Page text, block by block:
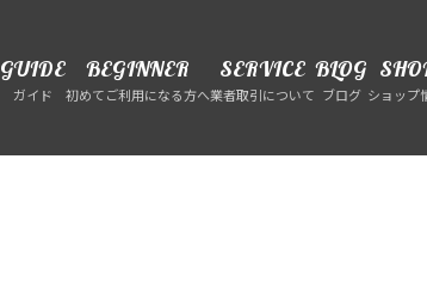
GUIDE
ガイド
BEGINNER
初めてご利用になる方へ
SERVICE
業者取引について
BLOG
ブログ ショップ